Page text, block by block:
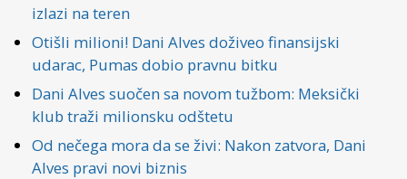
izlazi na teren
Otišli milioni! Dani Alves doživeo finansijski
udarac, Pumas dobio pravnu bitku
Dani Alves suočen sa novom tužbom: Meksički
klub traži milionsku odštetu
Od nečega mora da se živi: Nakon zatvora, Dani
Alves pravi novi biznis